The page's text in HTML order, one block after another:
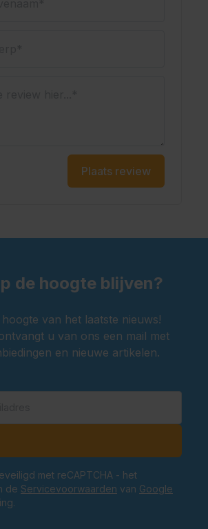
Plaats review
de hoogte blijven?
van het laatste nieuws!
u van ons een mail met
en nieuwe artikelen.
met reCAPTCHA - het
de Servicevoorwaarden van Google